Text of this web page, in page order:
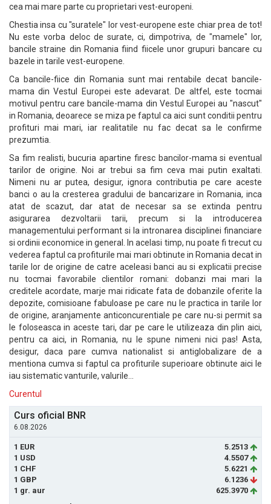
cea mai mare parte cu proprietari vest-europeni.
Chestia insa cu "suratele" lor vest-europene este chiar prea de tot!
Nu este vorba deloc de surate, ci, dimpotriva, de "mamele" lor,
bancile straine din Romania fiind fiicele unor grupuri bancare cu
bazele in tarile vest-europene.
Ca bancile-fiice din Romania sunt mai rentabile decat bancile-
mama din Vestul Europei este adevarat. De altfel, este tocmai
motivul pentru care bancile-mama din Vestul Europei au "nascut"
in Romania, deoarece se miza pe faptul ca aici sunt conditii pentru
profituri mai mari, iar realitatile nu fac decat sa le confirme
prezumtia.
Sa fim realisti, bucuria apartine firesc bancilor-mama si eventual
tarilor de origine. Noi ar trebui sa fim ceva mai putin exaltati.
Nimeni nu ar putea, desigur, ignora contributia pe care aceste
banci o au la cresterea gradului de bancarizare in Romania, inca
atat de scazut, dar atat de necesar sa se extinda pentru
asigurarea dezvoltarii tarii, precum si la introducerea
managementului performant si la intronarea disciplinei financiare
si ordinii economice in general. In acelasi timp, nu poate fi trecut cu
vederea faptul ca profiturile mai mari obtinute in Romania decat in
tarile lor de origine de catre aceleasi banci au si explicatii precise
nu tocmai favorabile clientilor romani: dobanzi mai mari la
creditele acordate, marje mai ridicate fata de dobanzile oferite la
depozite, comisioane fabuloase pe care nu le practica in tarile lor
de origine, aranjamente anticoncurentiale pe care nu-si permit sa
le foloseasca in aceste tari, dar pe care le utilizeaza din plin aici,
pentru ca aici, in Romania, nu le spune nimeni nici pas! Asta,
desigur, daca pare cumva nationalist si antiglobalizare de a
mentiona cumva si faptul ca profiturile superioare obtinute aici le
iau sistematic vanturile, valurile...
Curentul
Curs oficial BNR
6.08.2026
1 EUR
5.2513
1 USD
4.5507
1 CHF
5.6221
1 GBP
6.1236
1 gr. aur
625.3970